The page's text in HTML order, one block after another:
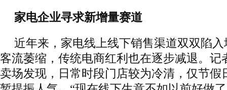
家电企业寻求新增量赛道
近年来，家电线上线下销售渠道双双陷
客流萎缩，传统电商红利也在逐步减退。记
卖场发现，日常时段门店较为冷清，仅节假